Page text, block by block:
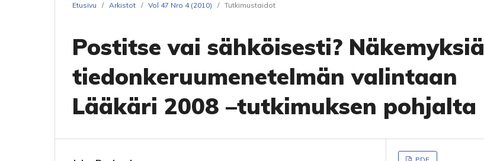
Etusivu / Arkistot / Vol 47 Nro 4 (2010) / Tutkimustaidot
Postitse vai sähköisesti? Näkemyksiä
tiedonkeruumenetelmän valintaan
Lääkäri 2008 –tutkimuksen pohjalta